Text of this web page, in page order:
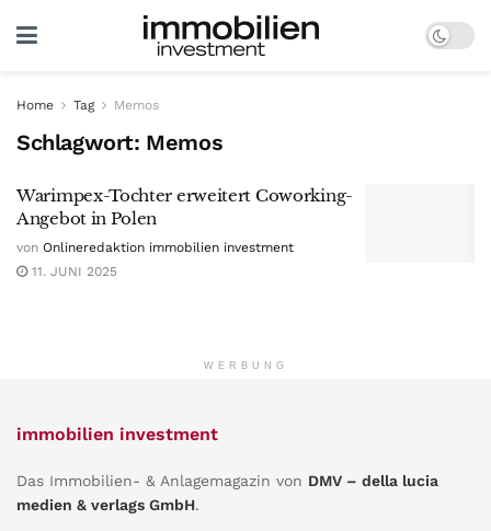
Home Tag Memos
Schlagwort: Memos
Warimpex-Tochter erweitert Coworking-
Angebot in Polen
von Onlineredaktion immobilien investment
11. JUNI 2025
WERBUNG
immobilien investment
Das Immobilien- & Anlagemagazin von DMV – della lucia
medien & verlags GmbH.